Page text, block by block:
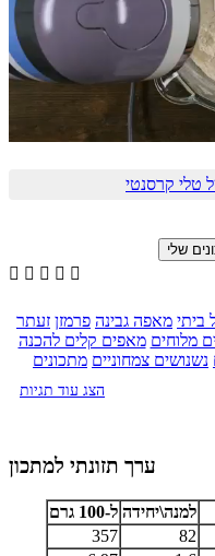
טלי קרסנטי
    
ביתי מאפה גבינה פרמזן זעתר
מלוחים מאפים קלים להכנה
נשנושים צמחוניים מתכונים
הצג עוד תגיות
ערך תזונתי למתכון
למנה\יחידה ל-100 גרם
82
357